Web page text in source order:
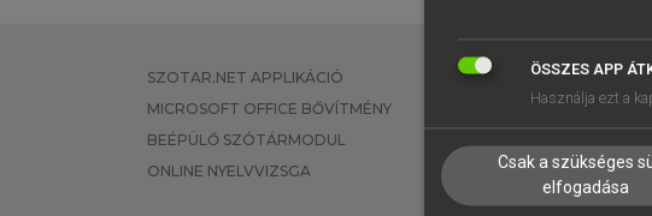
SZOTAR.NET APPLIKÁCIÓ
MICROSOFT OFFICE BŐVÍTMÉNY
BEÉPÜLŐ SZÓTÁRMODUL
ONLINE NYELVVIZSGA
EGYÉNI FELHASZNÁLÓKNAK
TANULÓKNAK
VÁLLALATI MEGOLDÁSOK
ÖSSZES APP
Használja ezt a
Csak a szükséges
elfogadása